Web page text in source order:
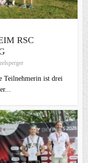
RSC
Teilnehmerin ist drei